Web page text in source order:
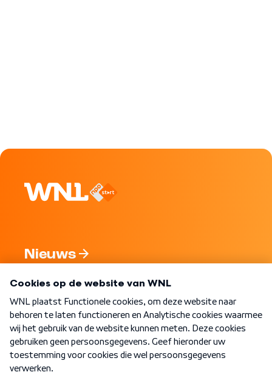
Nieuws
Nieuwsbrief
Word Lid